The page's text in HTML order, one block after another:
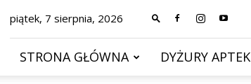
piątek, 7 sierpnia, 2026
STRONA GŁÓWNA DYŻURY APTEK